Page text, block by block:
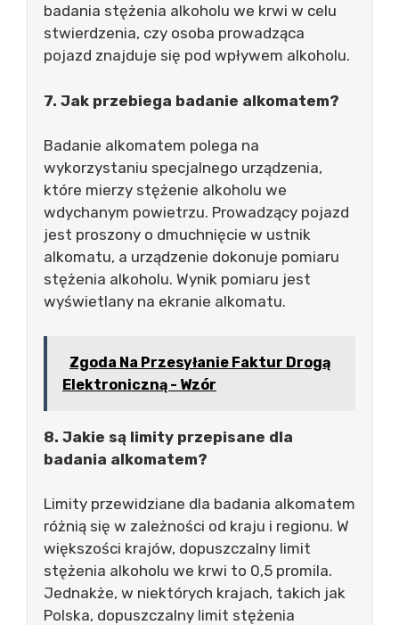
badania stężenia alkoholu we krwi w celu
stwierdzenia, czy osoba prowadząca
pojazd znajduje się pod wpływem alkoholu.
7. Jak przebiega badanie alkomatem?
Badanie alkomatem polega na
wykorzystaniu specjalnego urządzenia,
które mierzy stężenie alkoholu we
wdychanym powietrzu. Prowadzący pojazd
jest proszony o dmuchnięcie w ustnik
alkomatu, a urządzenie dokonuje pomiaru
stężenia alkoholu. Wynik pomiaru jest
wyświetlany na ekranie alkomatu.
Zgoda Na Przesyłanie Faktur Drogą
Elektroniczną - Wzór
8. Jakie są limity przepisane dla
badania alkomatem?
Limity przewidziane dla badania alkomatem
różnią się w zależności od kraju i regionu. W
większości krajów, dopuszczalny limit
stężenia alkoholu we krwi to 0,5 promila.
Jednakże, w niektórych krajach, takich jak
Polska, dopuszczalny limit stężenia